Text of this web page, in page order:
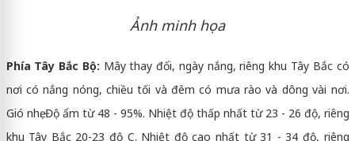
Ảnh minh họa
Phía Tây Bắc Bộ: Mây thay đổi, ngày nắng, riêng khu Tây Bắc có
nơi có nắng nóng, chiều tối và đêm có mưa rào và dông vài nơi.
Gió nhẹ. Độ ẩm từ 48 - 95%. Nhiệt độ thấp nhất từ 23 - 26 độ, riêng
khu Tây Bắc 20-23 độ C. Nhiệt độ cao nhất từ 31 - 34 độ, riêng